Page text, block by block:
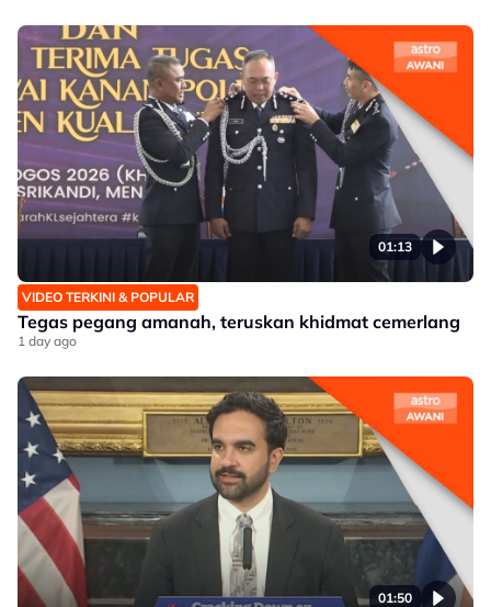
01:13
VIDEO TERKINI & POPULAR
Tegas pegang amanah, teruskan khidmat cemerlang
1 day ago
01:50